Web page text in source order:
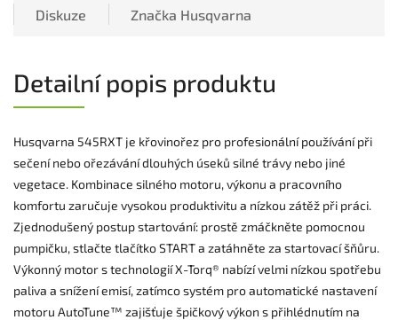
Diskuze Značka Husqvarna
Detailní popis produktu
Husqvarna 545RXT je křovinořez pro profesionální používání při
sečení nebo ořezávání dlouhých úseků silné trávy nebo jiné
vegetace. Kombinace silného motoru, výkonu a pracovního
komfortu zaručuje vysokou produktivitu a nízkou zátěž při práci.
Zjednodušený postup startování: prostě zmáčkněte pomocnou
pumpičku, stlačte tlačítko START a zatáhněte za startovací šňůru.
Výkonný motor s technologií X-Torq® nabízí velmi nízkou spotřebu
paliva a snížení emisí, zatímco systém pro automatické nastavení
motoru AutoTune™ zajišťuje špičkový výkon s přihlédnutím na